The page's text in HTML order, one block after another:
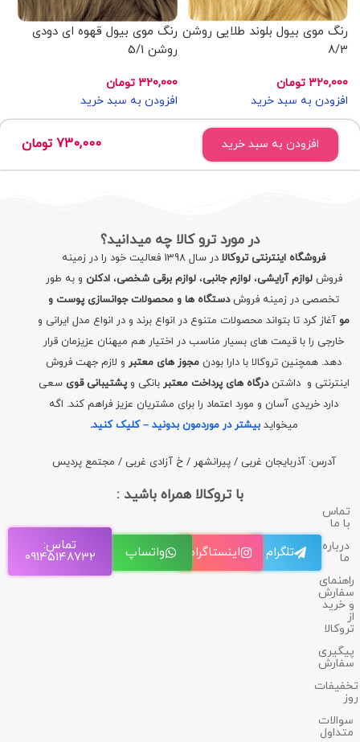
رنگ موی بیول بلوند طلایی روشن
8/3
320,000 تومان
افزودن به سبد خرید
رنگ موی بیول قهوه ای دودی
روشن 5/1
320,000 تومان
افزودن به سبد خرید
افزودن به سبد خرید 730,000 تومان
در مورد ترو کالا چه میدانید؟
فروشگاه اینترنتی تروکالا
در سال 1398 فعالیت خود را در زمینه
فروشلوازم آرایشی،لوازم جانبی،لوازم برقی شخصی،ادکلن و به طور
تخصصی در زمینه فروشدستگاه ها و محصولات جوانسازی پوست و
مو آغاز کرد تا بتواند محصولات متنوع در انواع برند و در انواع مدل ایرانی و
خارجی را با قیمت های بسیار مناسب در اختیار هم میهنان عزیزمان قرار
دهد. همچنین تروکالا با دارا بودن مجوز های معتبرو لازم جهت فروش
اینترنتی و داشتندرگاه های پرداخت معتبر بانکی وپشتیبانی قوی سعی
دارد خریدی آسان و مورد اعتماد را برای مشتریان عزیز فراهم کند. اگه
میخوایدبیشتر در موردمون بدونید – کلیک کنید.
آدرس: آذربایجان غربی / پیرانشهر / خ آزادی غربی / مجتمع پردیس
با تروکالا همراه باشید :
تماس
با ما
درباره
ما
راهنمای
سفارش
و خرید
از
تروکالا
پیگیری
سفارش
تخفیفات
روز
سوالات
متداول
تلگرام اینستاگرام واتساپ تماس:
09145148732